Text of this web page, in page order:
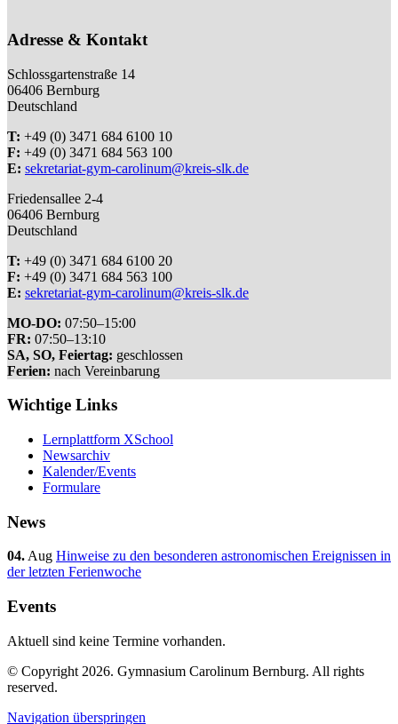
Adresse & Kontakt
Schlossgartenstraße 14
06406 Bernburg
Deutschland
T: +49 (0) 3471 684 6100 10
F: +49 (0) 3471 684 563 100
E: sekretariat-gym-carolinum@kreis-slk.de
Friedensallee 2-4
06406 Bernburg
Deutschland
T: +49 (0) 3471 684 6100 20
F: +49 (0) 3471 684 563 100
E: sekretariat-gym-carolinum@kreis-slk.de
MO-DO: 07:50–15:00
FR: 07:50–13:10
SA, SO, Feiertag: geschlossen
Ferien: nach Vereinbarung
Wichtige Links
Lernplattform XSchool
Newsarchiv
Kalender/Events
Formulare
News
04.Aug Hinweise zu den besonderen astronomischen Ereignissen in
der letzten Ferienwoche
Events
Aktuell sind keine Termine vorhanden.
© Copyright 2026. Gymnasium Carolinum Bernburg. All rights
reserved.
Navigation überspringen